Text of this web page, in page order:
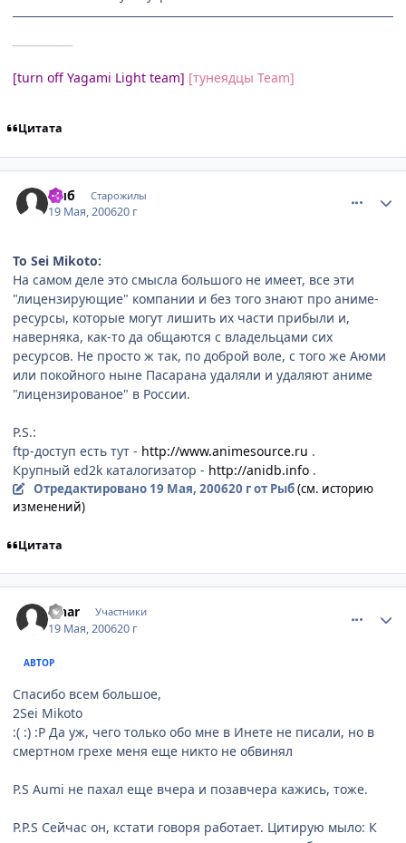
[turn off Yagami Light team] [тунеядцы Team]
Цитата
Рыб Старожилы
19 Мая, 200620 г
To Sei Mikoto:
На самом деле это смысла большого не имеет, все эти
"лицензирующие" компании и без того знают про аниме-
ресурсы, которые могут лишить их части прибыли и,
наверняка, как-то да общаются с владельцами сих
ресурсов. Не просто ж так, по доброй воле, с того же Аюми
или покойного ныне Пасарана удаляли и удаляют аниме
"лицензированое" в России.
P.S.:
ftp-доступ есть тут - http://www.animesource.ru .
Крупный ed2k каталогизатор - http://anidb.info .
Отредактировано 19 Мая, 200620 гот Рыб(см. историю
изменений)
Цитата
Finar Участники
19 Мая, 200620 г
АВТОР
Спасибо всем большое,
2Sei Mikoto
:( :) :P Да уж, чего только обо мне в Инете не писали, но в
смертном грехе меня еще никто не обвинял
P.S Aumi не пахал еще вчера и позавчера кажись, тоже.
P.P.S Сейчас он, кстати говоря работает. Цитирую мыло: К